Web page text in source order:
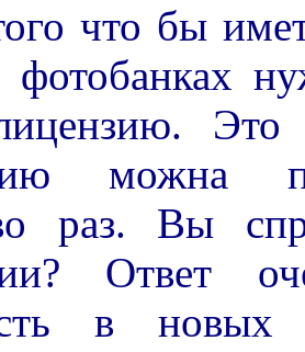
что бы
Это
можна
раз. Вы
Ответ
в новых